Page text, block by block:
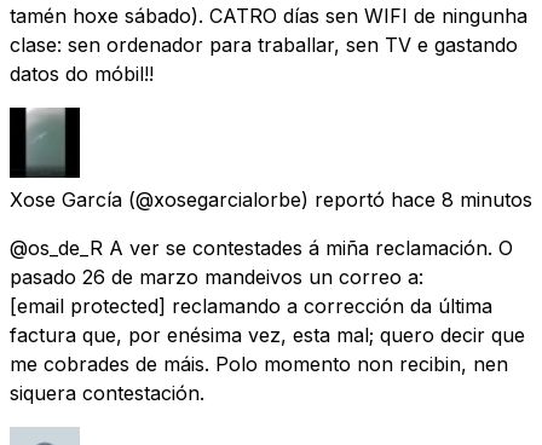
tamén hoxe sábado). CATRO días sen WIFI de ningunha
clase: sen ordenador para traballar, sen TV e gastando
datos do móbil!!
Xose García (@xosegarcialorbe) reportó hace 8 minutos
@os_de_R A ver se contestades á miña reclamación. O
pasado 26 de marzo mandeivos un correo a:
[email protected] reclamando a corrección da última
factura que, por enésima vez, esta mal; quero decir que
me cobrades de máis. Polo momento non recibin, nen
siquera contestación.